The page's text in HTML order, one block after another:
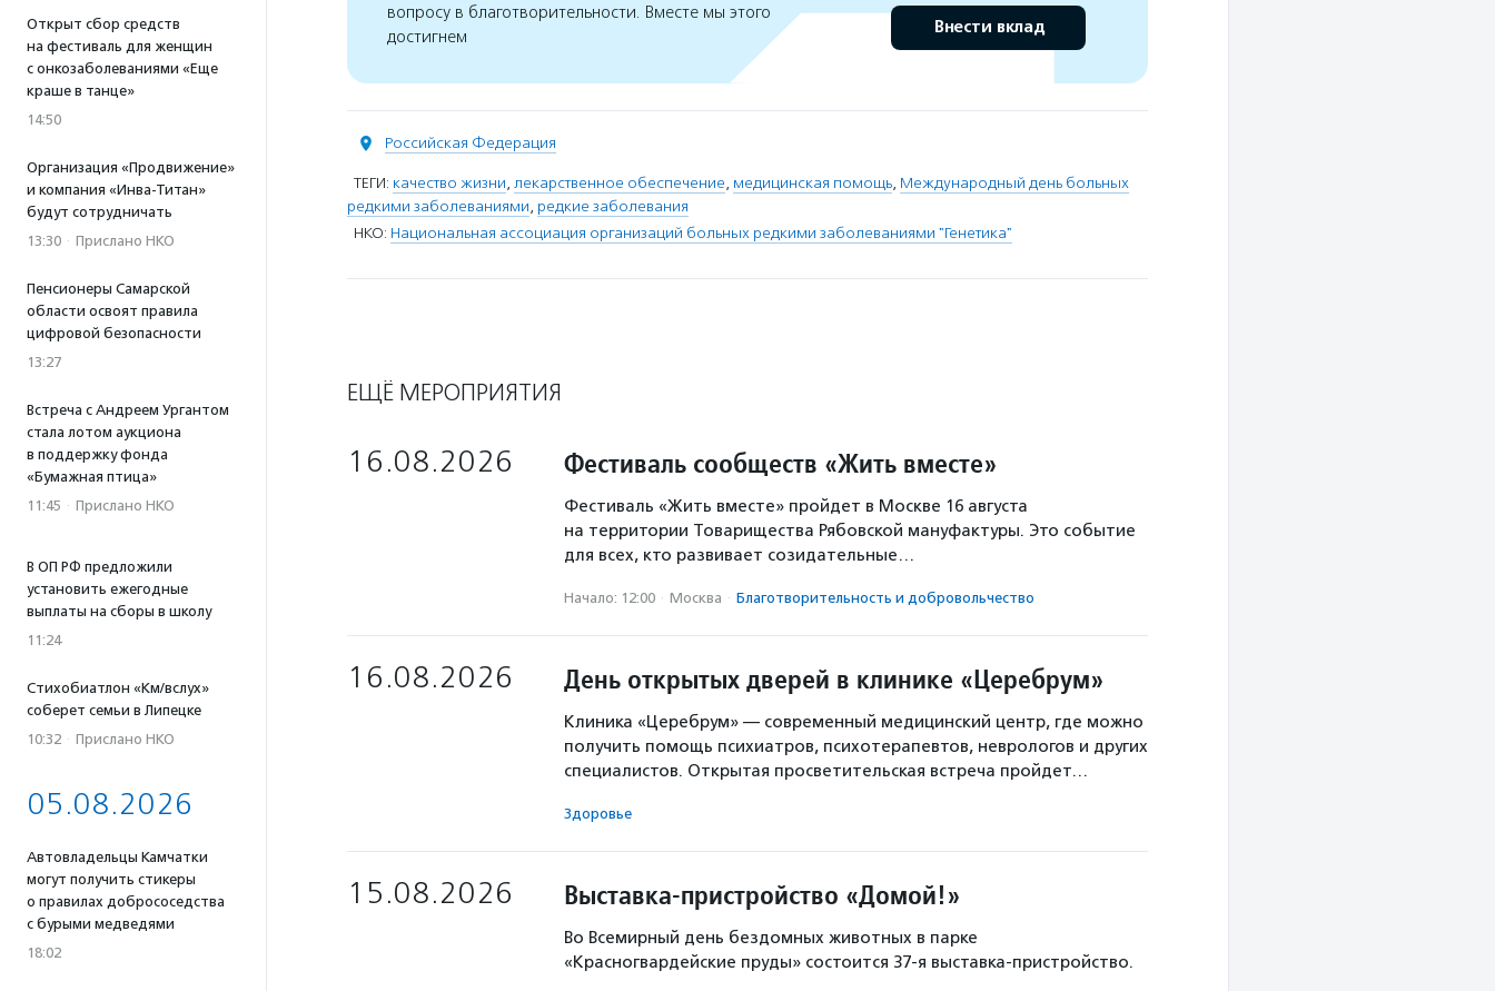
Открыт сбор средств
на фестиваль для женщин
с онкозаболеваниями «Еще
краше в танце»
14:50
Организация «Продвижение»
и компания «Инва-Титан»
будут сотрудничать
13:30 · Прислано НКО
Пенсионеры Самарской
области освоят правила
цифровой безопасности
13:27
Встреча с Андреем Ургантом
стала лотом аукциона
в поддержку фонда
«Бумажная птица»
11:45 · Прислано НКО
В ОП РФ предложили
установить ежегодные
выплаты на сборы в школу
11:24
Стихобиатлон «Км/вслух»
соберет семьи в Липецке
10:32 · Прислано НКО
05.08.2026
Автовладельцы Камчатки
могут получить стикеры
о правилах добрососедства
с бурыми медведями
18:02
вопросу в благотворительности. Вместе мы этого
достигнем
Внести вклад
Российская Федерация
ТЕГИ: качество жизни, лекарственное обеспечение, медицинская помощь, Международный день больных
редкими заболеваниями, редкие заболевания
НКО: Национальная ассоциация организаций больных редкими заболеваниями "Генетика"
ЕЩЁ МЕРОПРИЯТИЯ
16.08.2026 Фестиваль сообществ «Жить вместе»
Фестиваль «Жить вместе» пройдет в Москве 16 августа
на территории Товарищества Рябовской мануфактуры. Это событие
для всех, кто развивает созидательные…
Начало: 12:00 · Москва · Благотвори­тель­ность и доброволь­чест­во
16.08.2026 День открытых дверей в клинике «Церебрум»
Клиника «Церебрум» — современный медицинский центр, где можно
получить помощь психиатров, психотерапевтов, неврологов и других
специалистов. Открытая просветительская встреча пройдет…
Здоровье
15.08.2026 Выставка-пристройство «Домой!»
Во Всемирный день бездомных животных в парке
«Красногвардейские пруды» состоится 37-я выставка-пристройство.